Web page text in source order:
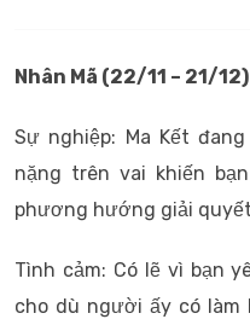
Nhân Mã (22/11 – 21/12)
Sự nghiệp: Ma Kết
nặng trên vai khiến
phương hướng giải
Tình cảm: Có lẽ vì bạn
cho dù người ấy có